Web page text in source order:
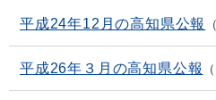
平成24年12月の高知県公報
平成26年３月の高知県公報